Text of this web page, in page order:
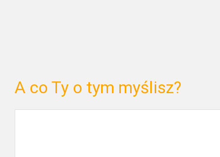
A co Ty o tym myślisz?